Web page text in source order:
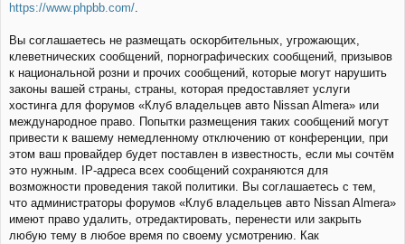
https://www.phpbb.com/.
Вы соглашаетесь не размещать оскорбительных, угрожающих,
клеветнических сообщений, порнографических сообщений, призывов
к национальной розни и прочих сообщений, которые могут нарушить
законы вашей страны, страны, которая предоставляет услуги
хостинга для форумов «Клуб владельцев авто Nissan Almera» или
международное право. Попытки размещения таких сообщений могут
привести к вашему немедленному отключению от конференции, при
этом ваш провайдер будет поставлен в известность, если мы сочтём
это нужным. IP-адреса всех сообщений сохраняются для
возможности проведения такой политики. Вы соглашаетесь с тем,
что администраторы форумов «Клуб владельцев авто Nissan Almera»
имеют право удалить, отредактировать, перенести или закрыть
любую тему в любое время по своему усмотрению. Как